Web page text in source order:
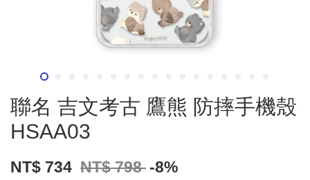
聯名 吉文考古 鷹熊 防摔手機殼
HSAA03
NT$ 734 NT$ 798 -8%